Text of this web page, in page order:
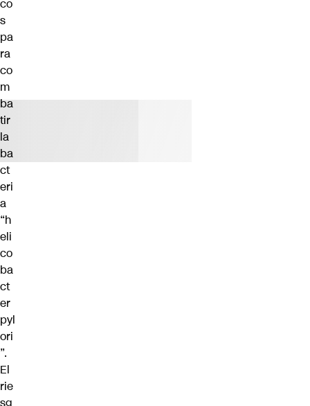
co
s
pa
ra
co
m
ba
tir
la
ba
ct
eri
a
“h
eli
co
ba
ct
er
pyl
ori
”.
El
rie
sg